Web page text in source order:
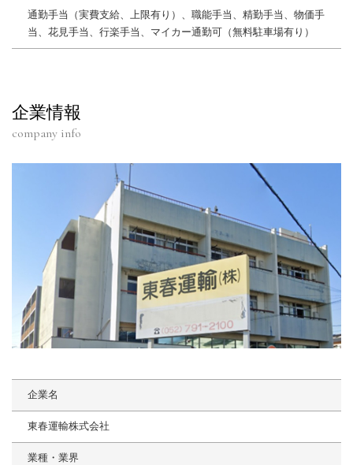
通勤手当（実費支給、上限有り）、職能手当、精勤手当、物価手
当、花見手当、行楽手当、マイカー通勤可（無料駐車場有り）
企業情報
company info
企業名
東春運輸株式会社
業種・業界